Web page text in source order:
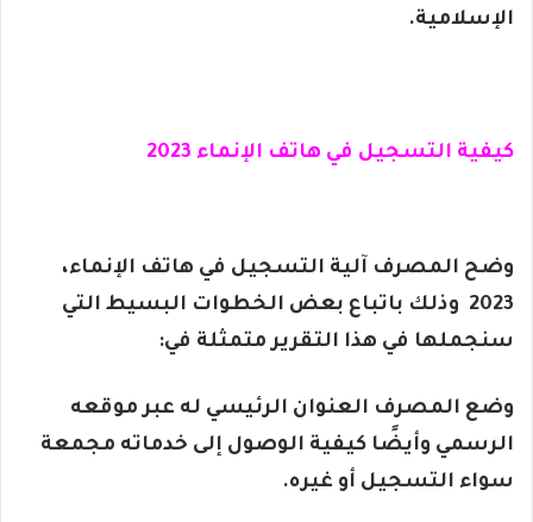
الإسلامية.
كيفية التسجيل في هاتف الإنماء 2023
وضح المصرف آلية التسجيل في هاتف الإنماء،
2023 وذلك باتباع بعض الخطوات البسيط التي
سنجملها في هذا التقرير متمثلة في:
وضع المصرف العنوان الرئيسي له عبر موقعه
الرسمي وأيضًا كيفية الوصول إلى خدماته مجمعة
سواء التسجيل أو غيره.